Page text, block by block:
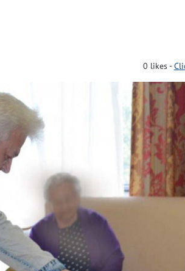
0 likes-